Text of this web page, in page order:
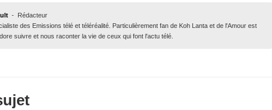
- Rédacteur
des Emissions télé et téléréalité. Particulièrement fan de Koh Lanta et de l'Amour est
suivre et nous raconter la vie de ceux qui font l'actu télé.